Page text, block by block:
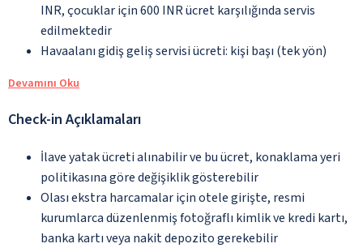
INR, çocuklar için 600 INR ücret karşılığında servis
edilmektedir
Havaalanı gidiş geliş servisi ücreti: kişi başı (tek yön)
Devamını Oku
Check-in Açıklamaları
İlave yatak ücreti alınabilir ve bu ücret, konaklama yeri
politikasına göre değişiklik gösterebilir
Olası ekstra harcamalar için otele girişte, resmi
kurumlarca düzenlenmiş fotoğraflı kimlik ve kredi kartı,
banka kartı veya nakit depozito gerekebilir